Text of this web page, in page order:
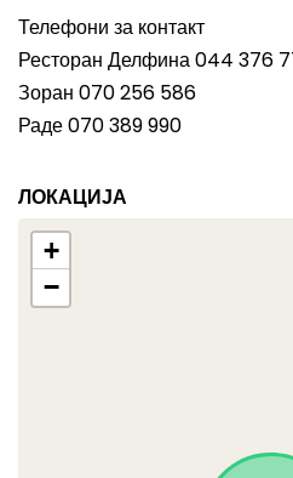
Телефони за контакт
Ресторан Делфина 044 376
Зоран 070 256 586
Раде 070 389 990
ЛОКАЦИЈА
+
−